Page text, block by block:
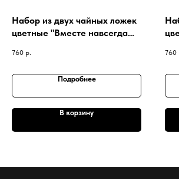
Набор из двух чайных ложек
цветные "Вместе навсегда
760 р.
Подробнее
В корзину
760